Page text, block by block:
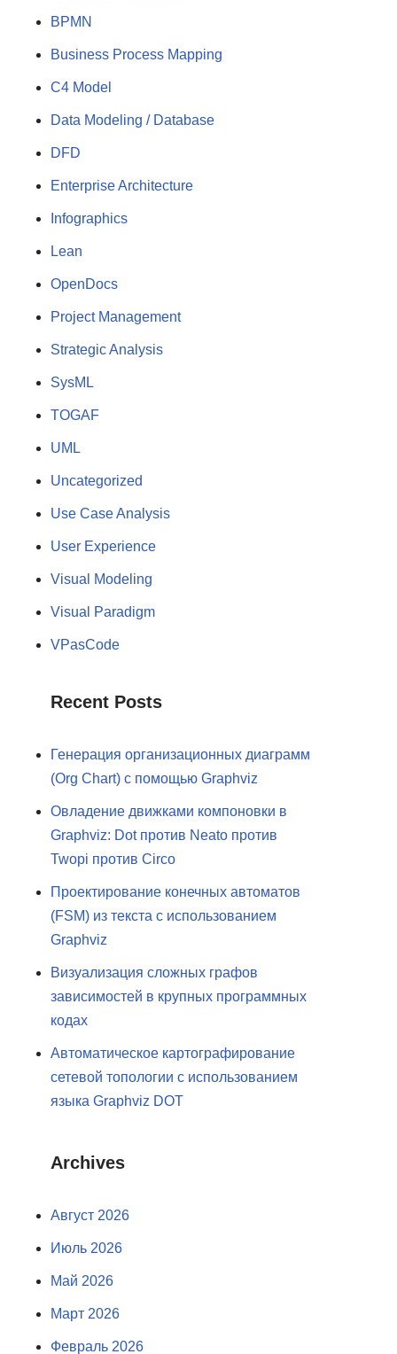
BPMN
Business Process Mapping
C4 Model
Data Modeling / Database
DFD
Enterprise Architecture
Infographics
Lean
OpenDocs
Project Management
Strategic Analysis
SysML
TOGAF
UML
Uncategorized
Use Case Analysis
User Experience
Visual Modeling
Visual Paradigm
VPasCode
Recent Posts
Генерация организационных диаграмм
(Org Chart) с помощью Graphviz
Овладение движками компоновки в
Graphviz: Dot против Neato против
Twopi против Circo
Проектирование конечных автоматов
(FSM) из текста с использованием
Graphviz
Визуализация сложных графов
зависимостей в крупных программных
кодах
Автоматическое картографирование
сетевой топологии с использованием
языка Graphviz DOT
Archives
Август 2026
Июль 2026
Май 2026
Март 2026
Февраль 2026